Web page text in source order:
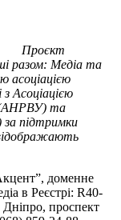
Проєкт
разом: Медіа та
асоціацією
Асоціацією
(АНРВУ) та
за підтримки
відображають
доменне
в Реєстрі: R40-
проспект